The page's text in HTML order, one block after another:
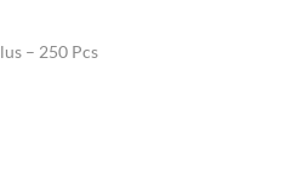
– 250 Pcs